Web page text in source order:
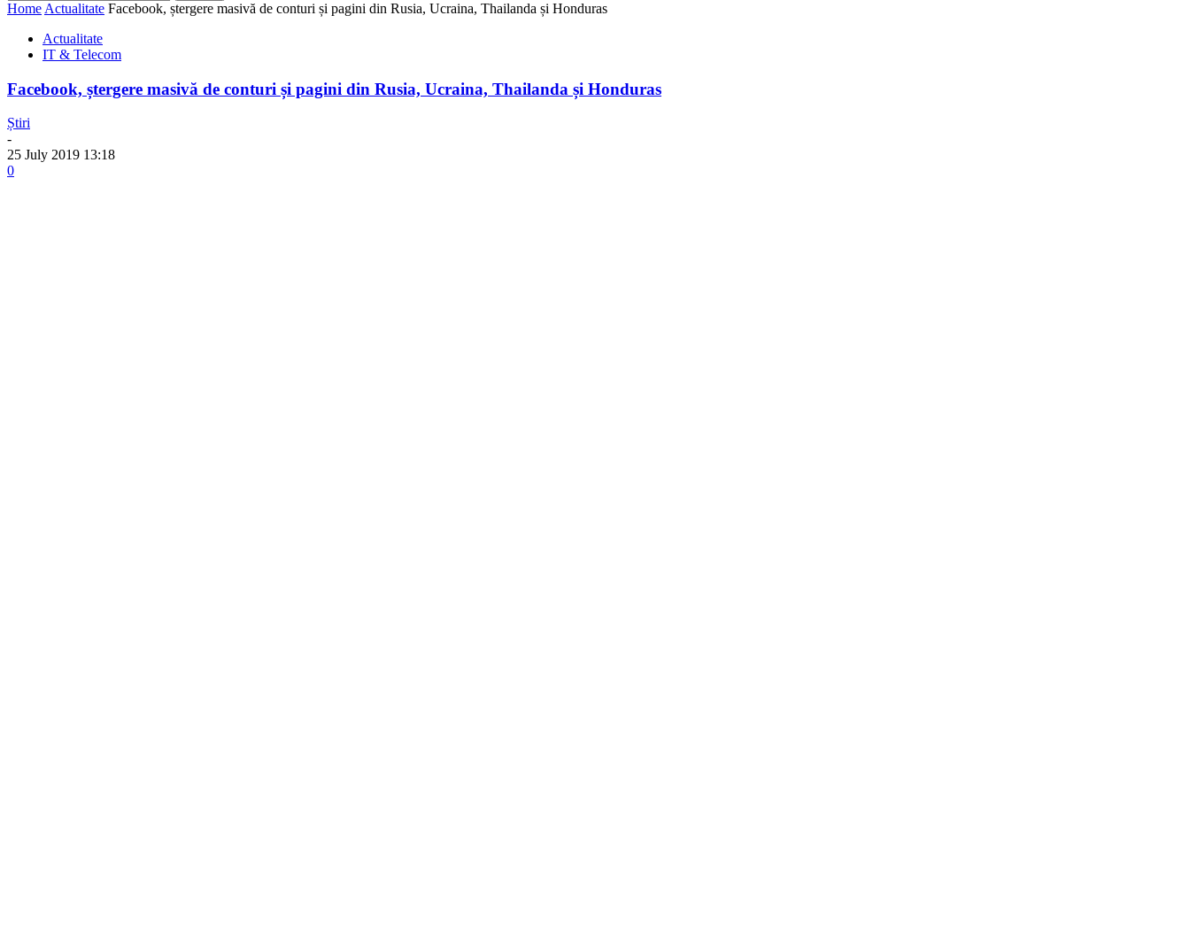
Home Actualitate Facebook, ștergere masivă de conturi și pagini din Rusia, Ucraina, Thailanda și Honduras
Actualitate
IT & Telecom
Facebook, ștergere masivă de conturi și pagini din Rusia, Ucraina, Thailanda și Honduras
Știri
-
25 July 2019 13:18
0